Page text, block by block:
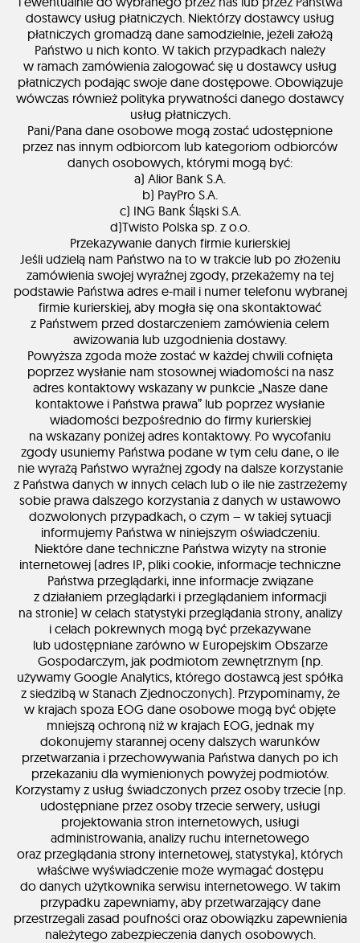
dostawcy usług płatniczych. Niektórzy dostawcy usług
płatniczych gromadzą dane samodzielnie, jeżeli założą
Państwo u nich konto. W takich przypadkach należy
w ramach zamówienia zalogować się u dostawcy usług
płatniczych podając swoje dane dostępowe. Obowiązuje
wówczas również polityka prywatności danego dostawcy
usług płatniczych.
Pani/Pana dane osobowe mogą zostać udostępnione
przez nas innym odbiorcom lub kategoriom odbiorców
danych osobowych, którymi mogą być:
a) Alior Bank S.A.
b) PayPro S.A.
c) ING Bank Śląski S.A.
d)Twisto Polska sp. z o.o.
Przekazywanie danych firmie kurierskiej
Jeśli udzielą nam Państwo na to w trakcie lub po złożeniu
zamówienia swojej wyraźnej zgody, przekażemy na tej
podstawie Państwa adres e-mail i numer telefonu wybranej
firmie kurierskiej, aby mogła się ona skontaktować
z Państwem przed dostarczeniem zamówienia celem
awizowania lub uzgodnienia dostawy.
Powyższa zgoda może zostać w każdej chwili cofnięta
poprzez wysłanie nam stosownej wiadomości na nasz
adres kontaktowy wskazany w punkcie „Nasze dane
kontaktowe i Państwa prawa” lub poprzez wysłanie
wiadomości bezpośrednio do firmy kurierskiej
na wskazany poniżej adres kontaktowy. Po wycofaniu
zgody usuniemy Państwa podane w tym celu dane, o ile
nie wyrażą Państwo wyraźnej zgody na dalsze korzystanie
z Państwa danych w innych celach lub o ile nie zastrzeżemy
sobie prawa dalszego korzystania z danych w ustawowo
dozwolonych przypadkach, o czym – w takiej sytuacji
informujemy Państwa w niniejszym oświadczeniu.
Niektóre dane techniczne Państwa wizyty na stronie
internetowej (adres IP, pliki cookie, informacje techniczne
Państwa przeglądarki, inne informacje związane
z działaniem przeglądarki i przeglądaniem informacji
na stronie) w celach statystyki przeglądania strony, analizy
i celach pokrewnych mogą być przekazywane
lub udostępniane zarówno w Europejskim Obszarze
Gospodarczym, jak podmiotom zewnętrznym (np.
używamy Google Analytics, którego dostawcą jest spółka
z siedzibą w Stanach Zjednoczonych). Przypominamy, że
w krajach spoza EOG dane osobowe mogą być objęte
mniejszą ochroną niż w krajach EOG, jednak my
dokonujemy starannej oceny dalszych warunków
przetwarzania i przechowywania Państwa danych po ich
przekazaniu dla wymienionych powyżej podmiotów.
Korzystamy z usług świadczonych przez osoby trzecie (np.
udostępniane przez osoby trzecie serwery, usługi
projektowania stron internetowych, usługi
administrowania, analizy ruchu internetowego
oraz przeglądania strony internetowej, statystyka), których
właściwe wyświadczenie może wymagać dostępu
do danych użytkownika serwisu internetowego. W takim
przypadku zapewniamy, aby przetwarzający dane
przestrzegali zasad poufności oraz obowiązku zapewnienia
należytego zabezpieczenia danych osobowych.